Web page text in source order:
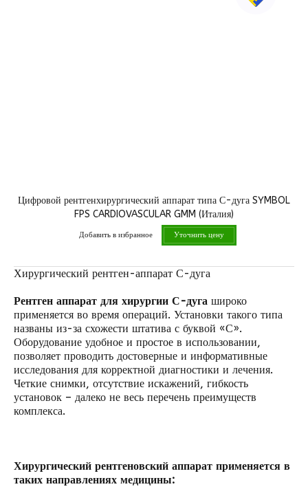
Цифровой рентгенхирургический аппарат типа С-дуга SYMBOL
FPS CARDIOVASCULAR GMM (Италия)
Добавить в избранное Уточнить цену
Хирургический рентген-аппарат С-дуга
Рентген аппарат для хирургии С-дуга широко
применяется во время операций. Установки такого типа
названы из-за схожести штатива с буквой «С».
Оборудование удобное и простое в использовании,
позволяет проводить достоверные и информативные
исследования для корректной диагностики и лечения.
Четкие снимки, отсутствие искажений, гибкость
установок – далеко не весь перечень преимуществ
комплекса.
Хирургический рентгеновский аппарат применяется в
таких направлениях медицины: